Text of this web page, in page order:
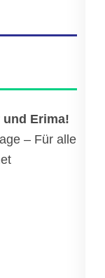
Erima!
– Für alle